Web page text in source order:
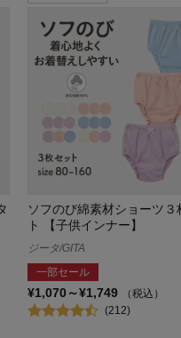
ソフのび綿素材ショーツ３
ト 【子供インナー】
ジータ/GITA
一部セール
¥1,070～¥1,749
（税込）
(212)